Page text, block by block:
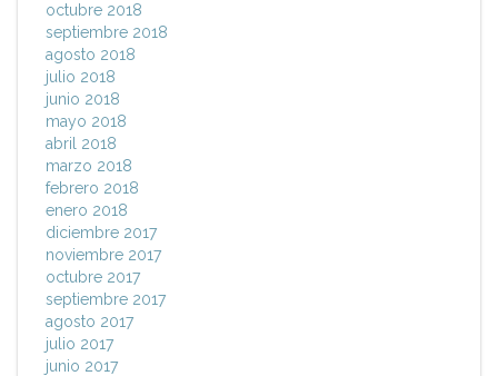
octubre 2018
septiembre 2018
agosto 2018
julio 2018
junio 2018
mayo 2018
abril 2018
marzo 2018
febrero 2018
enero 2018
diciembre 2017
noviembre 2017
octubre 2017
septiembre 2017
agosto 2017
julio 2017
junio 2017